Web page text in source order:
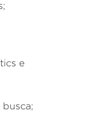
e
busca;